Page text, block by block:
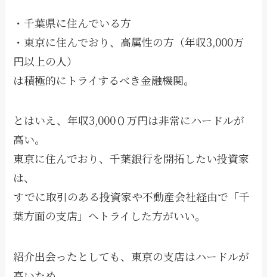
・千葉県に住んでいる方
・東京に住んでおり、高属性の方（年収3,000万
円以上の人）
は積極的にトライするべき金融機関。
とはいえ、年収3,000０万円は非常にハードルが
高い。
東京に住んでおり、千葉銀行を開拓したい投資家
は、
すでに取引のある投資家や不動産会社経由で「千
葉方面の支店」へトライした方がいい。
紹介出会ったとしても、東京の支店はハードルが